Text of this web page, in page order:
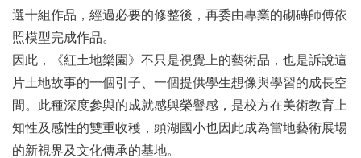
選十組作品，經過必要的修整後，再委由專業的砌磚師傅依
照模型完成作品。
因此，《紅土地樂園》不只是視覺上的藝術品，也是訴說這
片土地故事的一個引子、一個提供學生想像與學習的成長空
間。此種深度參與的成就感與榮譽感，是校方在美術教育上
知性及感性的雙重收穫，頭湖國小也因此成為當地藝術展場
的新視界及文化傳承的基地。